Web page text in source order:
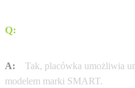
Q:
A:
Tak, placówka umożliwia
modelem marki SMART.